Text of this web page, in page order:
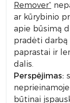
Remover“
ar kūrybinio
apie būsimą
pradėti darbą
paprastai ir
dalis.
Perspėjimas:
būtinai